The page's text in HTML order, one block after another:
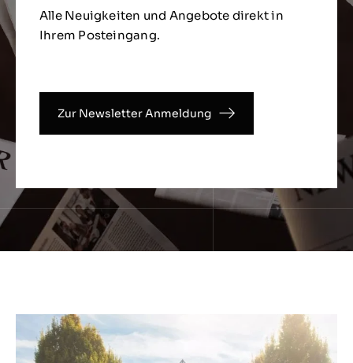
Alle Neuigkeiten und Angebote direkt in
Ihrem Posteingang.
Zur Newsletter Anmeldung